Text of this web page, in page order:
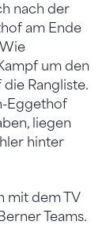
nach der
am Ende
um den
Rangliste.
Eggethof
liegen
hinter
mit dem TV
Teams.